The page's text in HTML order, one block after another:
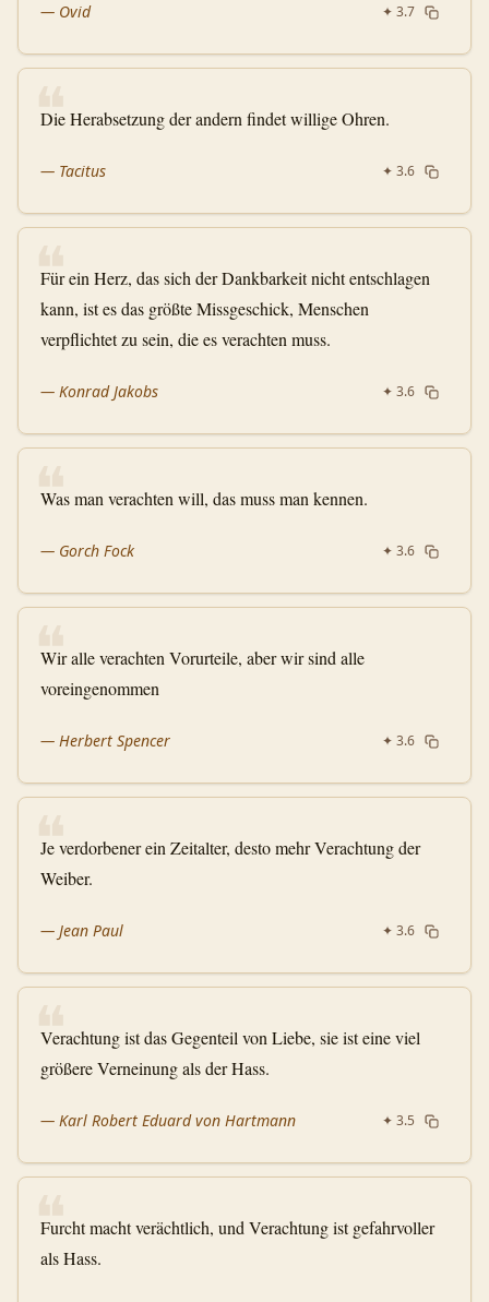
— Ovid ✦ 3.7
❝
Die Herabsetzung der andern findet willige Ohren.
— Tacitus ✦ 3.6
❝
Für ein Herz, das sich der Dankbarkeit nicht entschlagen
kann, ist es das größte Missgeschick, Menschen
verpflichtet zu sein, die es verachten muss.
— Konrad Jakobs ✦ 3.6
❝
Was man verachten will, das muss man kennen.
— Gorch Fock ✦ 3.6
❝
Wir alle verachten Vorurteile, aber wir sind alle
voreingenommen
— Herbert Spencer ✦ 3.6
❝
Je verdorbener ein Zeitalter, desto mehr Verachtung der
Weiber.
— Jean Paul ✦ 3.6
❝
Verachtung ist das Gegenteil von Liebe, sie ist eine viel
größere Verneinung als der Hass.
— Karl Robert Eduard von Hartmann ✦ 3.5
❝
Furcht macht verächtlich, und Verachtung ist gefahrvoller
als Hass.